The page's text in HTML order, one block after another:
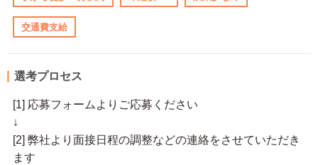
交通費支給
選考プロセス
[1] 応募フォームよりご応募ください
↓
[2] 弊社より面接日程の調整などの連絡をさせていただき
ます